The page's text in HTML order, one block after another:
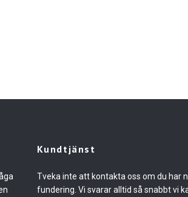
Kundtjänst
Tveka inte att kontakta oss om du har
fundering. Vi svarar alltid så snabbt vi